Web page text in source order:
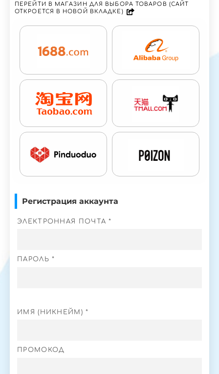
ПЕРЕЙТИ В МАГАЗИН ДЛЯ ВЫБОРА ТОВАРОВ (САЙТ
ОТКРОЕТСЯ В НОВОЙ ВКЛАДКЕ)
Регистрация аккаунта
ЭЛЕКТРОННАЯ ПОЧТА *
ПАРОЛЬ *
ИМЯ (НИКНЕЙМ) *
ПРОМОКОД